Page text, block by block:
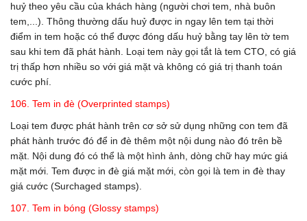
huỷ theo yêu cầu của khách hàng (người chơi tem, nhà buôn
tem,...). Thông thường dấu huỷ được in ngay lên tem tại thời
điểm in tem hoặc có thể được đóng dấu huỷ bằng tay lên tờ tem
sau khi tem đã phát hành. Loại tem này gọi tắt là tem CTO, có giá
trị thấp hơn nhiều so với giá mặt và không có giá trị thanh toán
cước phí.
106. Tem in đè (Overprinted stamps)
Loại tem được phát hành trên cơ sở sử dụng những con tem đã
phát hành trước đó để in đè thêm một nội dung nào đó trên bề
mặt. Nội dung đó có thể là một hình ảnh, dòng chữ hay mức giá
mặt mới. Tem được in đè giá mặt mới, còn gọi là tem in đè thay
giá cước (Surchaged stamps).
107. Tem in bóng (Glossy stamps)